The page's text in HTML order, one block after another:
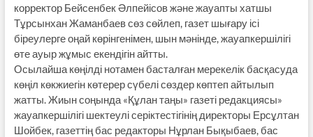
корректор Бейсенбек Әлпейісов және жауапты хатшы
Тұрсынхан Жаманбаев сөз сөйлеп, газет шығару ісі
біреулерге оңай көрінгенімен, шын мәнінде, жауапкершілігі
өте ауыр жұмыс екендігін айтты.
Осылайша көңілді нотамен басталған мерекелік басқасуда
көңіл көкжиегін көтерер сүбелі сөздер көптеп айтылып
жатты. Жиын соңында «Құлан таңы» газеті редакциясы»
жауапкершілігі шектеулі серіктестігінің директоры Ерсұлтан
Шойбек, газеттің бас редакторы Нұрлан Бықыбаев, бас